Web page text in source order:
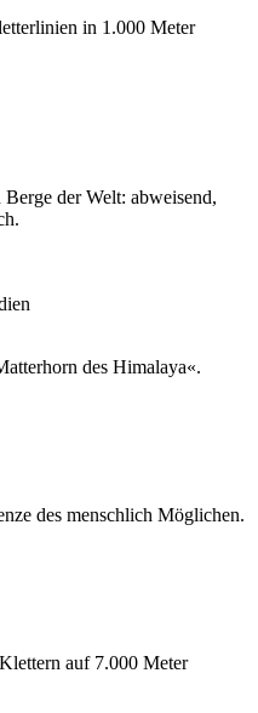
in 1.000 Meter
der Welt: abweisend,
des Himalaya«.
des menschlich Möglichen.
auf 7.000 Meter